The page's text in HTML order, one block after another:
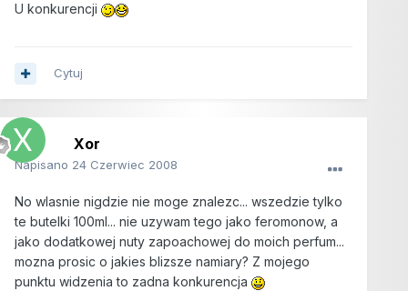
U konkurencji
Cytuj
Xor
Napisano 24 Czerwiec 2008
No wlasnie nigdzie nie moge znalezc... wszedzie tylko
te butelki 100ml... nie uzywam tego jako feromonow, a
jako dodatkowej nuty zapoachowej do moich perfum...
mozna prosic o jakies blizsze namiary? Z mojego
punktu widzenia to zadna konkurencja